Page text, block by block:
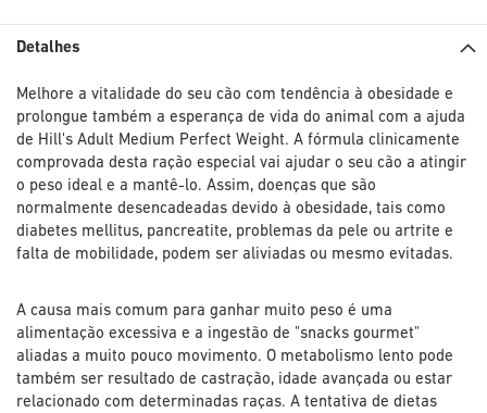
Detalhes
Melhore a vitalidade do seu cão com tendência à obesidade e
prolongue também a esperança de vida do animal com a ajuda
de Hill's Adult Medium Perfect Weight. A fórmula clinicamente
comprovada desta ração especial vai ajudar o seu cão a atingir
o peso ideal e a mantê-lo. Assim, doenças que são
normalmente desencadeadas devido à obesidade, tais como
diabetes mellitus, pancreatite, problemas da pele ou artrite e
falta de mobilidade, podem ser aliviadas ou mesmo evitadas.
A causa mais comum para ganhar muito peso é uma
alimentação excessiva e a ingestão de "snacks gourmet"
aliadas a muito pouco movimento. O metabolismo lento pode
também ser resultado de castração, idade avançada ou estar
relacionado com determinadas raças. A tentativa de dietas